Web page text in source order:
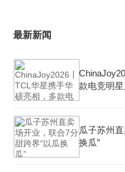
最新新闻
款电竞明
瓜子苏州
换瓜”